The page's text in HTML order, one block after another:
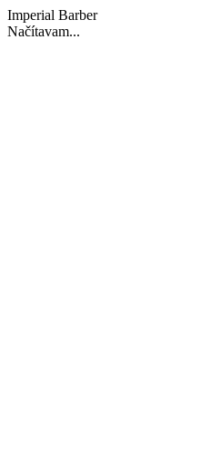
Imperial Barber
Načítavam...